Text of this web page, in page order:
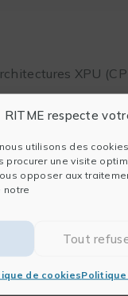
RITME respecte
utilisons des
procurer une visite
opposer aux
notre
Tout
de cookies
XPU
Samsung
Zuse Institute
oneAPI Cross-
développement
est basée sur
fournissent
CPU, GPU et